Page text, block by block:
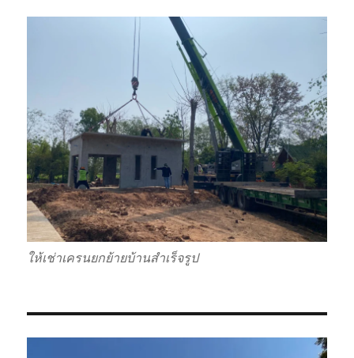
ให้เช่าเครนยกย้ายบ้านสำเร็จรูป